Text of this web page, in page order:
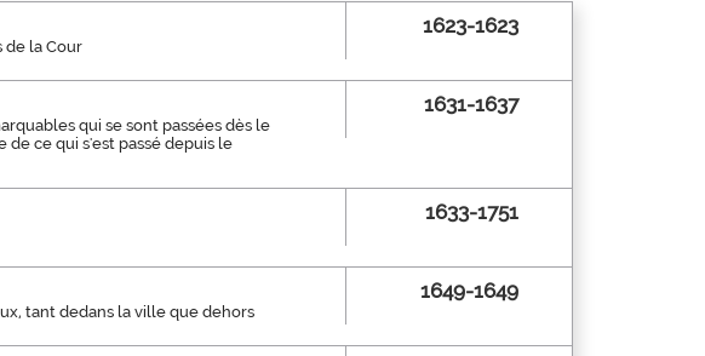
de la Cour
1623-1623
qui se sont passées dès le
ce qui s'est passé depuis le
1631-1637
1633-1751
tant dedans la ville que dehors
1649-1649